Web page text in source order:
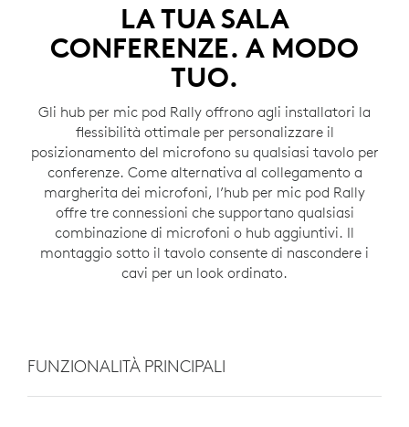
LA TUA SALA
CONFERENZE. A MODO
TUO.
Gli hub per mic pod Rally offrono agli installatori la
flessibilità ottimale per personalizzare il
posizionamento del microfono su qualsiasi tavolo per
conferenze. Come alternativa al collegamento a
margherita dei microfoni, l’hub per mic pod Rally
offre tre connessioni che supportano qualsiasi
combinazione di microfoni o hub aggiuntivi. Il
montaggio sotto il tavolo consente di nascondere i
cavi per un look ordinato.
FUNZIONALITÀ PRINCIPALI